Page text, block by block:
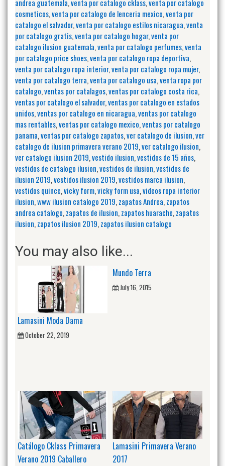
andrea guatemala,venta por catalogo cklass,venta por catalogo
cosmeticos,venta por catalogo de lenceria mexico,venta por
catalogo el salvador,venta por catalogo estilos nicaragua,venta
por catalogo gratis,venta por catalogo hogar,venta por
catalogo ilusion guatemala,venta por catalogo perfumes,venta
por catalogo price shoes,venta por catalogo ropa deportiva,
venta por catalogo ropa interior,venta por catalogo ropa mujer,
venta por catalogo terra,venta por catalogo usa,venta ropa por
catalogo,ventas por catalagos,ventas por catalogo costa rica,
ventas por catalogo el salvador,ventas por catalogo en estados
unidos,ventas por catalogo en nicaragua,ventas por catalogo
mas rentables,ventas por catalogo mexico,ventas por catalogo
panama,ventas por catalogo zapatos,ver catalogo de ilusion,ver
catalogo de ilusion primavera verano 2019,ver catalogo ilusion,
ver catalogo ilusion 2019,vestido ilusion,vestidos de 15 años,
vestidos de catalogo ilusion,vestidos de ilusion,vestidos de
ilusion 2019,vestidos ilusion 2019,vestidos marca ilusion,
vestidos quince,vicky form,vicky form usa,videos ropa interior
ilusion,www ilusion catalogo 2019,zapatos Andrea,zapatos
andrea catalogo,zapatos de ilusion,zapatos huarache,zapatos
ilusion,zapatos ilusion 2019,zapatos ilusion catalogo
You may also like...
Lamasini Moda Dama
October 22, 2019
Mundo Terra
July 16, 2015
Catálogo Cklass Primavera
Verano 2019 Caballero
Lamasini Primavera Verano
2017